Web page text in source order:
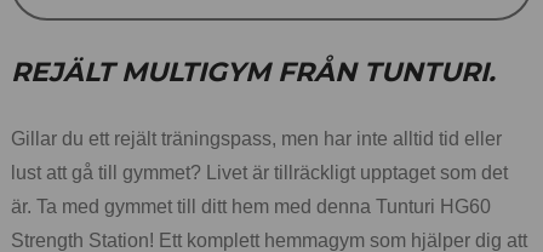
REJÄLT MULTIGYM FRÅN TUNTURI.
Gillar du ett rejält träningspass, men har inte alltid tid eller
lust att gå till gymmet? Livet är tillräckligt upptaget som det
är. Ta med gymmet till ditt hem med denna Tunturi HG60
Strength Station! Ett komplett hemmagym som hjälper dig att